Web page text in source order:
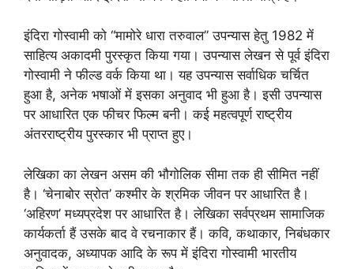
इंदिरा गोस्वामी को “मामोरे धारा तरुवाल” उपन्यास हेतु 1982 में
साहित्य अकादमी पुरस्कृत किया गया। उपन्यास लेखन से पूर्व इंदिरा
गोस्वामी ने फील्ड वर्क किया था। यह उपन्यास सर्वाधिक चर्चित
हुआ है, अनेक भषाओं में इसका अनुवाद भी हुआ है। इसी उपन्यास
पर आधारित एक फीचर फिल्म बनी। कई महत्वपूर्ण राष्ट्रीय
अंतरराष्ट्रीय पुरस्कार भी प्राप्त हुए।
लेखिका का लेखन असम की भौगोलिक सीमा तक ही सीमित नहीं
है। ‘चेनाबोर स्रोत’ कश्मीर के श्रमिक जीवन पर आधारित है।
‘अहिरण’ मध्यप्रदेश पर आधारित है। लेखिका सर्वप्रथम सामाजिक
कार्यकर्ता हैं उसके बाद वे रचनाकार हैं। कवि, कथाकार, निबंधकार
अनुवादक, अध्यापक आदि के रूप में इंदिरा गोस्वामी भारतीय